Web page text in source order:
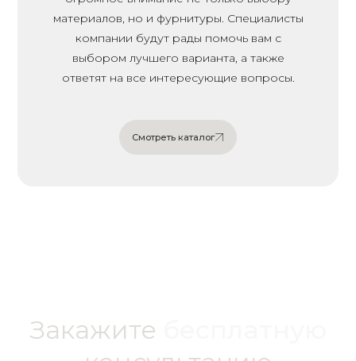
материалов, но и фурнитуры. Специалисты
компании будут рады помочь вам с
выбором лучшего варианта, а также
ответят на все интересующие вопросы.
Смотреть каталог
Закажите